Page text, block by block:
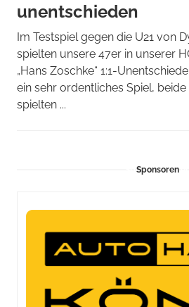
unentschieden
Im Testspiel gegen die U21 von
spielten unsere 47er in unserer
„Hans Zoschke“ 1:1-
ein sehr ordentliches Spiel,
spielten ...
Sponsoren